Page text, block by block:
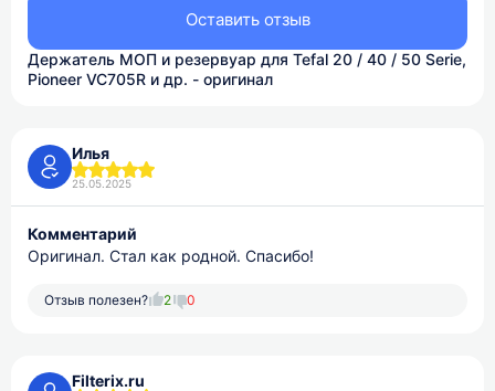
Держатель МОП и резервуар для Tefal 20 / 40 / 50 Serie,
Pioneer VC705R и др. - оригинал
Оставить отзыв
Илья
25.05.2025
Комментарий
Оригинал. Стал как родной. Спасибо!
Отзыв полезен? 2 0
Filterix.ru